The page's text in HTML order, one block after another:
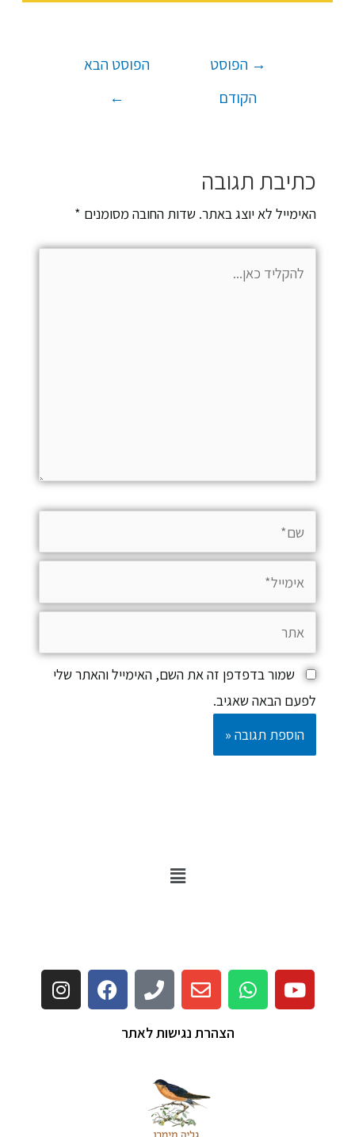
→ הפוסט
הקודם
הפוסט הבא
←
כתיבת תגובה
האימייל לא יוצג באתר. שדות החובה מסומנים *
שמור בדפדפן זה את השם, האימייל והאתר שלי
לפעם הבאה שאגיב.
הצהרת נגישות לאתר